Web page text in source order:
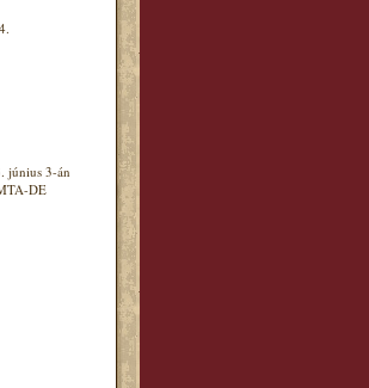
június 3-án
DE